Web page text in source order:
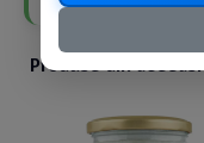
Produse din